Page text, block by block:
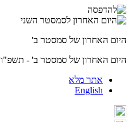
היום האחרון של סמסטר ב'
היום האחרון של סמסטר ב' - תשפ"ו
אתר מלא
English